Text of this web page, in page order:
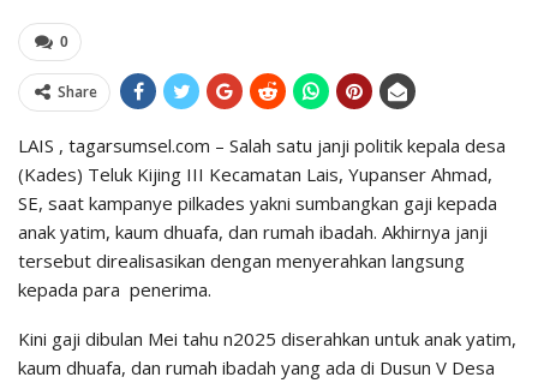
0
Share
LAIS , tagarsumsel.com – Salah satu janji politik kepala desa
(Kades) Teluk Kijing III Kecamatan Lais, Yupanser Ahmad,
SE, saat kampanye pilkades yakni sumbangkan gaji kepada
anak yatim, kaum dhuafa, dan rumah ibadah. Akhirnya janji
tersebut direalisasikan dengan menyerahkan langsung
kepada para penerima.
Kini gaji dibulan Mei tahu n2025 diserahkan untuk anak yatim,
kaum dhuafa, dan rumah ibadah yang ada di Dusun V Desa